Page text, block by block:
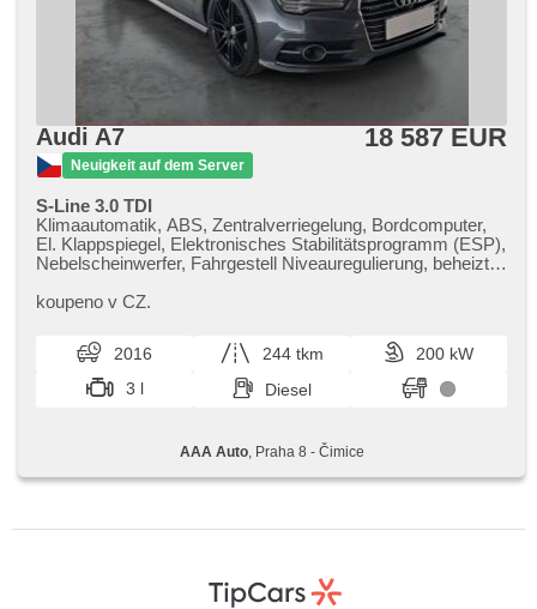
Audi A7
Neuigkeit auf dem Server
18 587 EUR
S-Line 3.0 TDI
Klimaautomatik, ABS, Zentralverriegelung, Bordcomputer,
El. Klappspiegel, Elektronisches Stabilitätsprogramm (ESP),
Nebelscheinwerfer, Fahrgestell Niveauregulierung, beheizte
Taste, Reifendrucksensor, USB, Fahrgestell
Spur, Panoramadach, Servolenkung, El. Seitenscheiben,
Dachscheibe, Autoradio, Automatikgetriebe, Antrieb 4x4
koupeno v CZ.
2016 244 tkm
200 kW
3 l
Diesel
AAA Auto, Praha 8 - Čimice